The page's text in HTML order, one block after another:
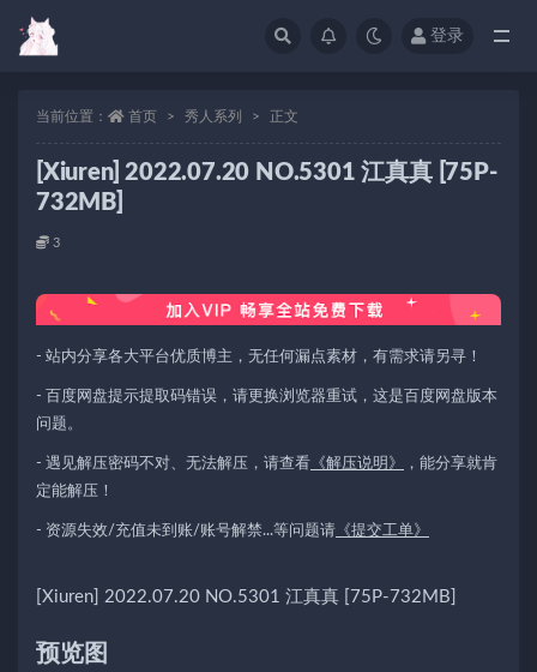
登录
当前位置： 首页 秀人系列 正文
[Xiuren] 2022.07.20 NO.5301 江真真 [75P-
732MB]
3
- 站内分享各大平台优质博主，无任何漏点素材，有需求请另寻！
- 百度网盘提示提取码错误，请更换浏览器重试，这是百度网盘版本
问题。
- 遇见解压密码不对、无法解压，请查看 《解压说明》
，能分享就肯
定能解压！
- 资源失效/充值未到账/账号解禁...等问题请 《提交工单》
[Xiuren] 2022.07.20 NO.5301 江真真 [75P-732MB]
预览图